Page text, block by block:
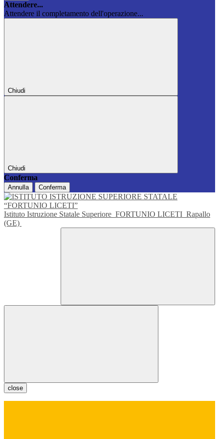
Attendere...
Attendere il completamento dell'operazione...
Chiudi
Chiudi
Conferma
Annulla Conferma
Istituto Istruzione Statale Superiore FORTUNIO LICETI Rapallo
(GE)
close